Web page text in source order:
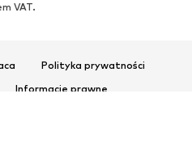
Czapki & kapelusze
VAT.
Polityka prywatności
Informacje prawne